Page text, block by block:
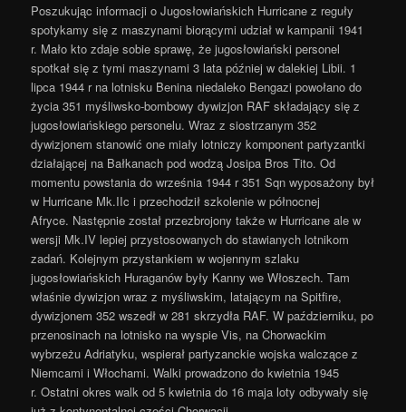
Poszukując informacji o Jugosłowiańskich Hurricane z reguły
spotykamy się z maszynami biorącymi udział w kampanii 1941
r. Mało kto zdaje sobie sprawę, że jugosłowiański personel
spotkał się z tymi maszynami 3 lata później w dalekiej Libii. 1
lipca 1944 r na lotnisku Benina niedaleko Bengazi powołano do
życia 351 myśliwsko-bombowy dywizjon RAF składający się z
jugosłowiańskiego personelu. Wraz z siostrzanym 352
dywizjonem stanowić one miały lotniczy komponent partyzantki
działającej na Bałkanach pod wodzą Josipa Bros Tito. Od
momentu powstania do września 1944 r 351 Sqn wyposażony był
w Hurricane Mk.IIc i przechodził szkolenie w północnej
Afryce. Następnie został przezbrojony także w Hurricane ale w
wersji Mk.IV lepiej przystosowanych do stawianych lotnikom
zadań. Kolejnym przystankiem w wojennym szlaku
jugosłowiańskich Huraganów były Kanny we Włoszech. Tam
właśnie dywizjon wraz z myśliwskim, latającym na Spitfire,
dywizjonem 352 wszedł w 281 skrzydła RAF. W październiku, po
przenosinach na lotnisko na wyspie Vis, na Chorwackim
wybrzeżu Adriatyku, wspierał partyzanckie wojska walczące z
Niemcami i Włochami. Walki prowadzono do kwietnia 1945
r. Ostatni okres walk od 5 kwietnia do 16 maja loty odbywały się